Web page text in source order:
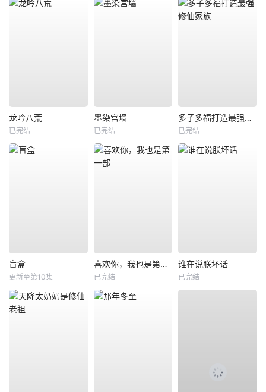
龙吟八荒
已完结
墨染宫墙
已完结
多子多福打造最强修仙家族
已完结
盲盒
更新至第10集
喜欢你，我也是第一部
已完结
谁在说朕坏话
已完结